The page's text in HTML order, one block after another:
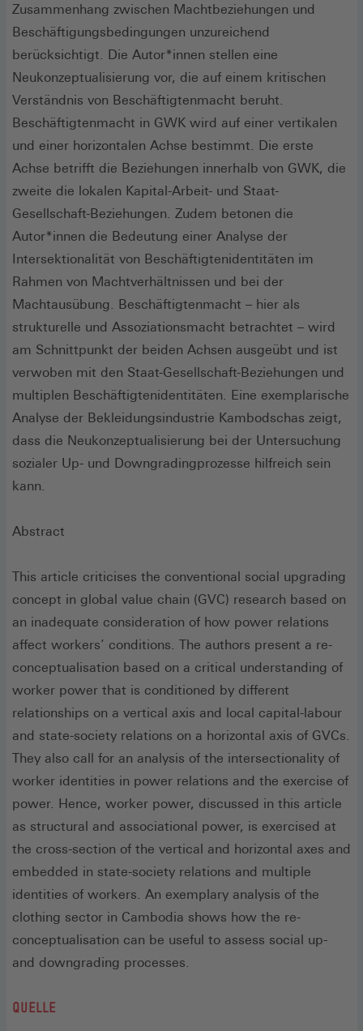
Zusammenhang zwischen Machtbeziehungen und
Beschäftigungsbedingungen unzureichend
berücksichtigt. Die Autor*innen stellen eine
Neukonzeptualisierung vor, die auf einem kritischen
Verständnis von Beschäftigtenmacht beruht.
Beschäftigtenmacht in GWK wird auf einer vertikalen
und einer horizontalen Achse bestimmt. Die erste
Achse betrifft die Beziehungen innerhalb von GWK, die
zweite die lokalen Kapital-Arbeit- und Staat-
Gesellschaft-Beziehungen. Zudem betonen die
Autor*innen die Bedeutung einer Analyse der
Intersektionalität von Beschäftigtenidentitäten im
Rahmen von Machtverhältnissen und bei der
Machtausübung. Beschäftigtenmacht – hier als
strukturelle und Assoziationsmacht betrachtet – wird
am Schnittpunkt der beiden Achsen ausgeübt und ist
verwoben mit den Staat-Gesellschaft-Beziehungen und
multiplen Beschäftigtenidentitäten. Eine exemplarische
Analyse der Bekleidungsindustrie Kambodschas zeigt,
dass die Neukonzeptualisierung bei der Untersuchung
sozialer Up- und Downgradingprozesse hilfreich sein
kann.
Abstract
This article criticises the conventional social upgrading
concept in global value chain (GVC) research based on
an inadequate consideration of how power relations
affect workers’ conditions. The authors present a re-
conceptualisation based on a critical understanding of
worker power that is conditioned by different
relationships on a vertical axis and local capital-labour
and state-society relations on a horizontal axis of GVCs.
They also call for an analysis of the intersectionality of
worker identities in power relations and the exercise of
power. Hence, worker power, discussed in this article
as structural and associational power, is exercised at
the cross-section of the vertical and horizontal axes and
embedded in state-society relations and multiple
identities of workers. An exemplary analysis of the
clothing sector in Cambodia shows how the re-
conceptualisation can be useful to assess social up-
and downgrading processes.
QUELLE